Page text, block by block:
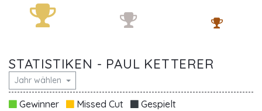
STATISTIKEN - PAUL KETTERER
Jahr wählen
Gewinner Missed Cut
Gespielt